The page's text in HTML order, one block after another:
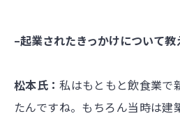
–起業されたきっかけについて教
松本氏：私はもともと飲食業で
たんですね。もちろん当時は建